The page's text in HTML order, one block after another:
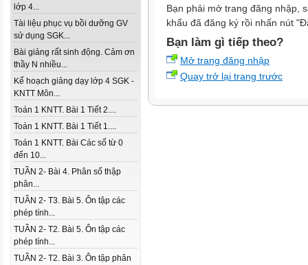
lớp 4...
Tài liệu phục vụ bồi dưỡng GV
sử dụng SGK...
Bài giảng rất sinh động. Cảm ơn
thầy N nhiều...
Kế hoạch giảng dạy lớp 4 SGK -
KNTT Môn...
Toán 1 KNTT. Bài 1 Tiết 2....
Toán 1 KNTT. Bài 1 Tiết 1....
Toán 1 KNTT. Bài Các số từ 0
đến 10...
TUẦN 2- Bài 4. Phân số thập
phân...
TUẦN 2- T3. Bài 5. Ôn tập các
phép tính...
TUẦN 2- T2. Bài 5. Ôn tập các
phép tính...
TUẦN 2- T2. Bài 3. Ôn tập phân
Bạn phải mở trang đăng nhập,
khẩu đã đăng ký rồi nhấn nút
Bạn làm gì tiếp theo?
Mở trang đăng nhập
Quay trở lại trang trước